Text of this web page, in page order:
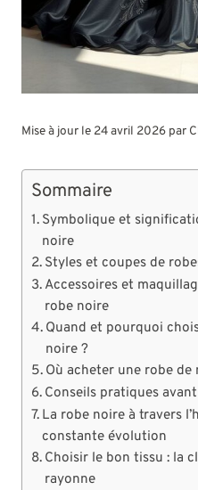
Mise à jour le 24 avril 2026 par
Sommaire
Symbolique et
noire
Styles et coupes de
Accessoires et
robe noire
Quand et pourquoi
noire ?
Où acheter une robe de
Conseils pratiques
La robe noire à travers
constante évolution
Choisir le bon tissu : la
rayonne